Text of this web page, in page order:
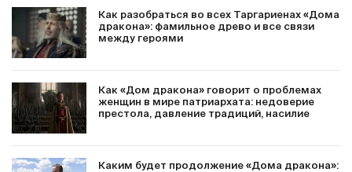
Как разобраться во всех Таргариенах «Дома
дракона»: фамильное древо и все связи
между героями
Как «Дом дракона» говорит о проблемах
женщин в мире патриархата: недоверие
престола, давление традиций, насилие
Каким будет продолжение «Дома дракона»: